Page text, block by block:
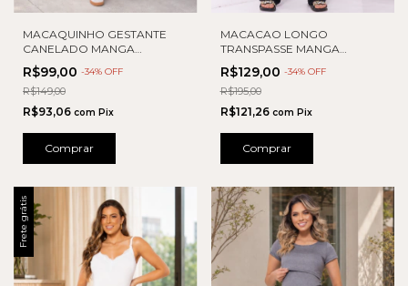
MACAQUINHO GESTANTE
CANELADO MANGA
JAPONESA
R$99,00 -34% OFF
R$149,00
R$93,06 com Pix
Comprar
MACACAO LONGO
TRANSPASSE MANGA
JAPONESA
R$129,00 -34% OFF
R$195,00
R$121,26 com Pix
Comprar
Frete grátis